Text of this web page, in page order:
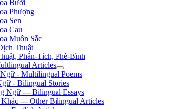
Bưởi
Phượng
Sen
Cau
Muôn Sắc
Thuật
Phân-Tích, Phê-Bình
Articles
- Multilingual Poems
- Bilingual Stories
Ngữ --- Bilingual Essays
--- Other Bilingual Articles